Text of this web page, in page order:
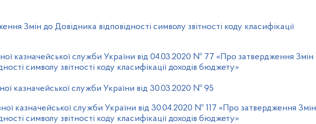
Змін до Довідника відповідності символу звітності коду класифікації
казначейської служби України від 04.03.2020 № 77 «Про затвердження Змін
символу звітності коду класифікації доходів бюджету»
казначейської служби України від 30.03.2020 № 95
казначейської служби України від 30.04.2020 № 117 «Про затвердження Змін
символу звітності коду класифікації доходів бюджету»